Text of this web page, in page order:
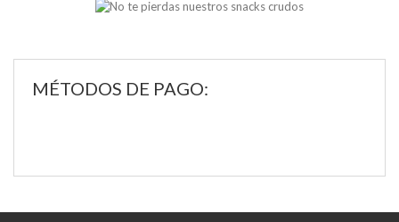
MÉTODOS DE PAGO: